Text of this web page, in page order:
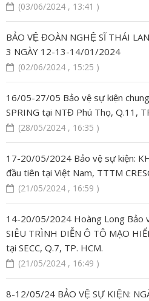
(03/06/2024 , 13:41 )
BẢO VỆ ĐOÀN NGHỆ SĨ THÁI
3 NGÀY 12-13-14/01/2024
(02/06/2024 , 15:25 )
16/05-27/05 Bảo vệ sự kiện
SPRING tại NTĐ Phú Thọ, Q.11,
(28/05/2024 , 16:35 )
17-20/05/2024 Bảo vệ sự kiện:
đầu tiên tại Việt Nam, TTTM
(21/05/2024 , 16:59 )
14-20/05/2024 Hoàng Long Bảo
SIÊU TRÌNH DIỄN Ô TÔ MẠO
tại SECC, Q.7, TP. HCM.
(21/05/2024 , 16:49 )
8-12/05/24 BẢO VỆ SỰ KIỆN: